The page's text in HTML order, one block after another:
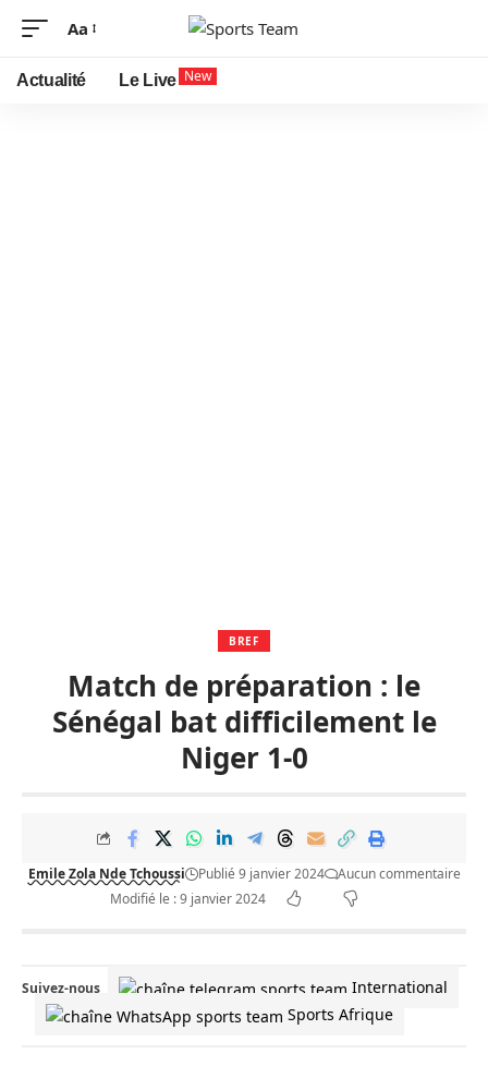
Aa
Actualité Le Live New
BREF
Match de préparation : le
Sénégal bat difficilement le
Niger 1-0
Emile Zola Nde Tchoussi Publié 9 janvier 2024
Aucun commentaire
Modifié le : 9 janvier 2024
Suivez-nous
International
Sports Afrique